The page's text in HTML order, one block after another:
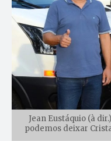
Jean Eustáquio (à
podemos deixar